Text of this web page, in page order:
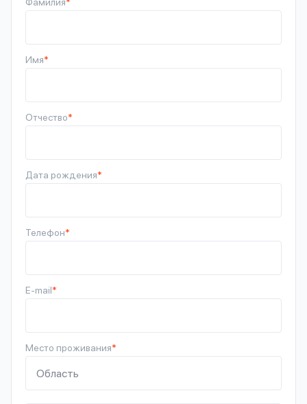
Имя*
Отчество*
Дата рождения*
Телефон*
E-mail*
Место проживания*